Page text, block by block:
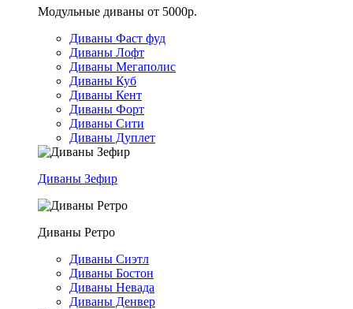
Модульные диваны от 5000р.
Диваны Фаст фуд
Диваны Лофт
Диваны Мегаполис
Диваны Куб
Диваны Кент
Диваны Форт
Диваны Сити
Диваны Дуплет
Диваны Зефир
Диваны Ретро
Диваны Сиэтл
Диваны Бостон
Диваны Невада
Диваны Денвер